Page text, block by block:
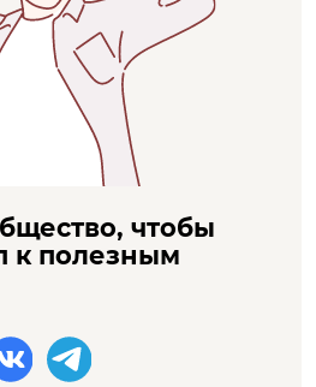
чтобы
к полезным